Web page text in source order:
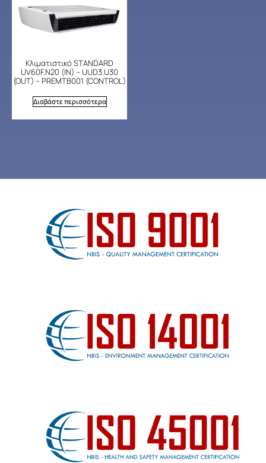
Κλιματιστικό STANDARD
UV60F.N20 (IN) – UUD3.U30
(OUT) – PREMTB001 (CONTROL)
Διαβάστε περισσότερα